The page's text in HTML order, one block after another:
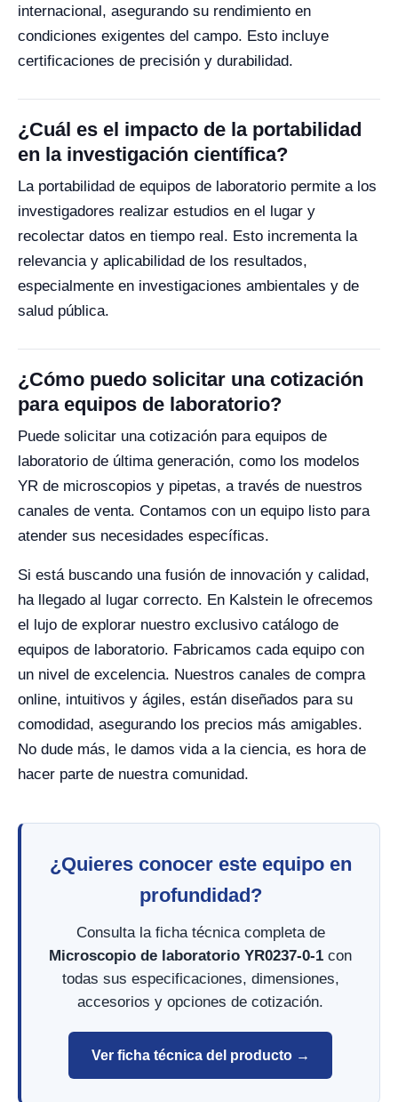
internacional, asegurando su rendimiento en
condiciones exigentes del campo. Esto incluye
certificaciones de precisión y durabilidad.
¿Cuál es el impacto de la portabilidad
en la investigación científica?
La portabilidad de equipos de laboratorio permite a los
investigadores realizar estudios en el lugar y
recolectar datos en tiempo real. Esto incrementa la
relevancia y aplicabilidad de los resultados,
especialmente en investigaciones ambientales y de
salud pública.
¿Cómo puedo solicitar una cotización
para equipos de laboratorio?
Puede solicitar una cotización para equipos de
laboratorio de última generación, como los modelos
YR de microscopios y pipetas, a través de nuestros
canales de venta. Contamos con un equipo listo para
atender sus necesidades específicas.
Si está buscando una fusión de innovación y calidad,
ha llegado al lugar correcto. En Kalstein le ofrecemos
el lujo de explorar nuestro exclusivo catálogo de
equipos de laboratorio. Fabricamos cada equipo con
un nivel de excelencia. Nuestros canales de compra
online, intuitivos y ágiles, están diseñados para su
comodidad, asegurando los precios más amigables.
No dude más, le damos vida a la ciencia, es hora de
hacer parte de nuestra comunidad.
¿Quieres conocer este equipo en
profundidad?
Consulta la ficha técnica completa de
Microscopio de laboratorio YR0237-0-1 con
todas sus especificaciones, dimensiones,
accesorios y opciones de cotización.
Ver ficha técnica del producto →